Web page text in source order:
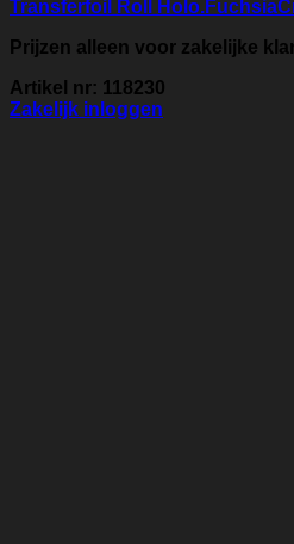
Transferfoil Roll
Prijzen alleen voor zakelijke
Artikel nr: 118230
Zakelijk inloggen